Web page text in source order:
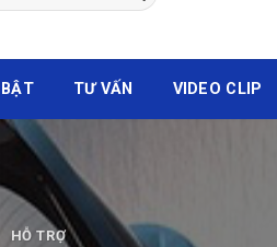
BẬT TƯ VẤN VIDEO CLIP
HỖ TRỢ